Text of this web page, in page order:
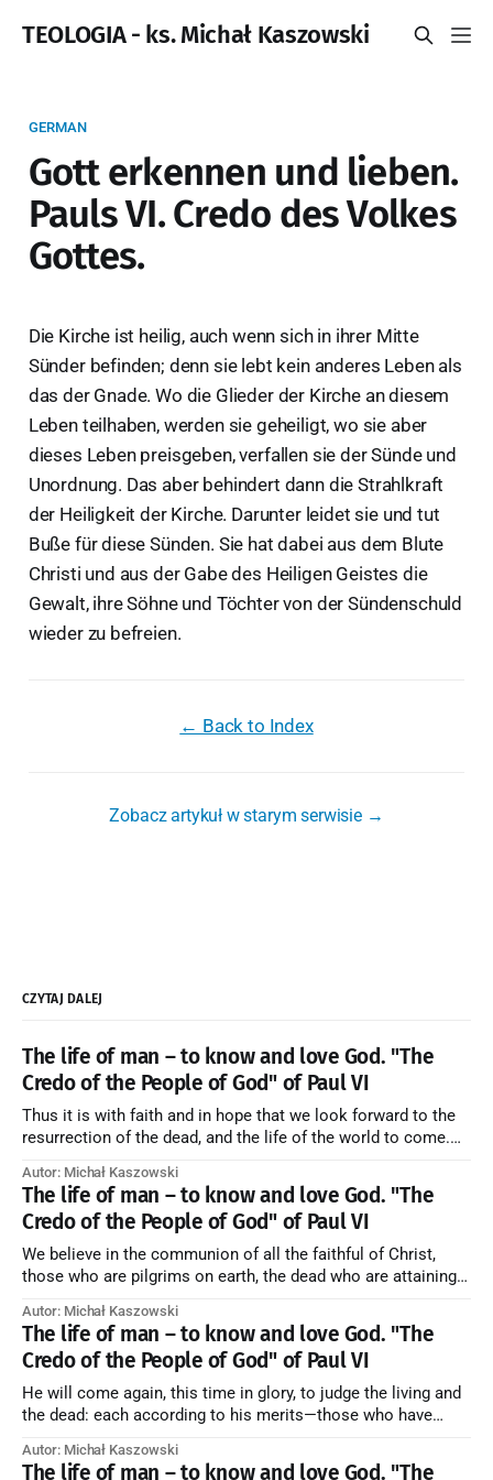
TEOLOGIA - ks. Michał Kaszowski
GERMAN
Gott erkennen und lieben.
Pauls VI. Credo des Volkes
Gottes.
Die Kirche ist heilig, auch wenn sich in ihrer Mitte
Sünder befinden; denn sie lebt kein anderes Leben als
das der Gnade. Wo die Glieder der Kirche an diesem
Leben teilhaben, werden sie geheiligt, wo sie aber
dieses Leben preisgeben, verfallen sie der Sünde und
Unordnung. Das aber behindert dann die Strahlkraft
der Heiligkeit der Kirche. Darunter leidet sie und tut
Buße für diese Sünden. Sie hat dabei aus dem Blute
Christi und aus der Gabe des Heiligen Geistes die
Gewalt, ihre Söhne und Töchter von der Sündenschuld
wieder zu befreien.
← Back to Index
Zobacz artykuł w starym serwisie →
CZYTAJ DALEJ
The life of man – to know and love God. "The
Credo of the People of God" of Paul VI
Thus it is with faith and in hope that we look forward to the
resurrection of the dead, and the life of the world to come.
artykuł w starym serwisie →
Autor: Michał Kaszowski
The life of man – to know and love God. "The
Credo of the People of God" of Paul VI
We believe in the communion of all the faithful of Christ,
those who are pilgrims on earth, the dead who are attaining
forming one Church; and we believe that in this communion
the merciful love of God and His saints is
Autor: Michał Kaszowski
The life of man – to know and love God. "The
Credo of the People of God" of Paul VI
He will come again, this time in glory, to judge the living and
the dead: each according to his merits—those who have
those who have refused them to the end going to the fire that
Autor: Michał Kaszowski
The life of man – to know and love God. "The